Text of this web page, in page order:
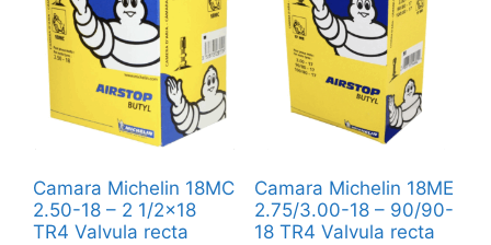
Camara Michelin 18MC
2.50-18 – 2 1/2×18
TR4 Valvula recta
Camara Michelin 18ME
2.75/3.00-18 – 90/90-
18 TR4 Valvula recta